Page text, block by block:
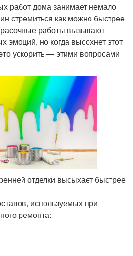
работ дома занимает немало
стремиться как можно быстрее
работы вызывают
эмоций, но когда высохнет этот
ускорить — этими вопросами
отделки высыхает быстрее
используемых при
ремонта: